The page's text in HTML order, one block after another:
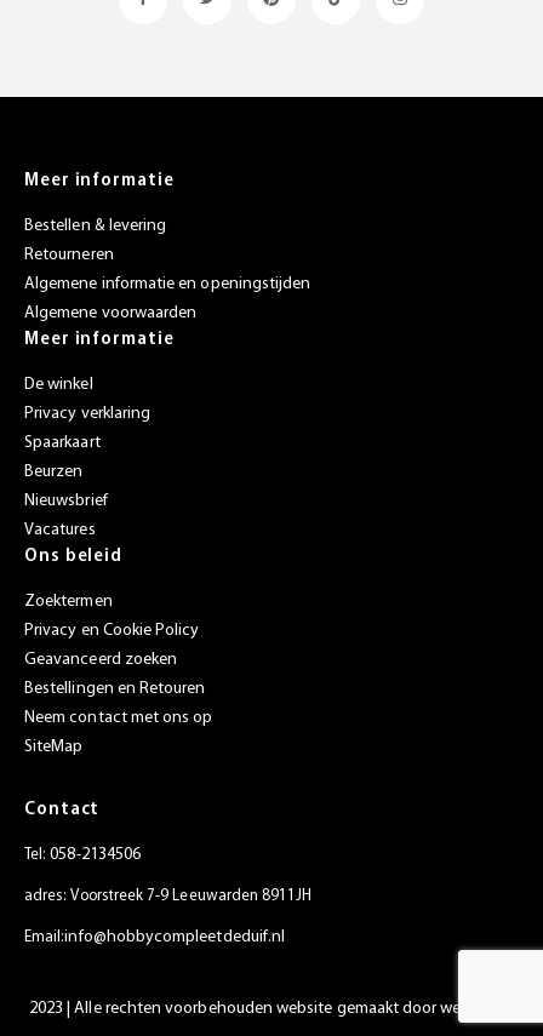
Meer informatie
Bestellen & levering
Retourneren
Algemene informatie en openingstijden
Algemene voorwaarden
Meer informatie
De winkel
Privacy verklaring
Spaarkaart
Beurzen
Nieuwsbrief
Vacatures
Ons beleid
Zoektermen
Privacy en Cookie Policy
Geavanceerd zoeken
Bestellingen en Retouren
Neem contact met ons op
SiteMap
Contact
Tel:058-2134506
adres: Voorstreek 7-9 Leeuwarden 8911JH
Email:info@hobbycompleetdeduif.nl
2023 | Alle rechten voorbehouden website gemaakt doorwebsiet.nl